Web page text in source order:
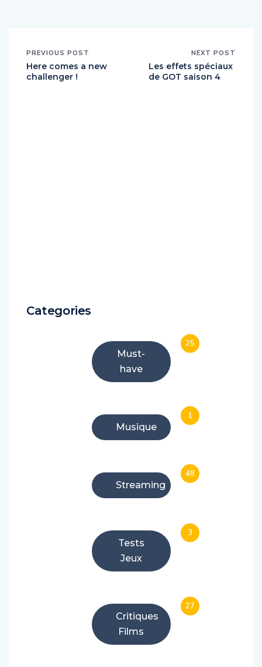
PREVIOUS POST
Here comes a new
challenger !
NEXT POST
Les effets spéciaux
de GOT saison 4
Categories
Must-
have
25
Musique
1
Streaming
48
Tests
Jeux
3
Critiques
Films
27